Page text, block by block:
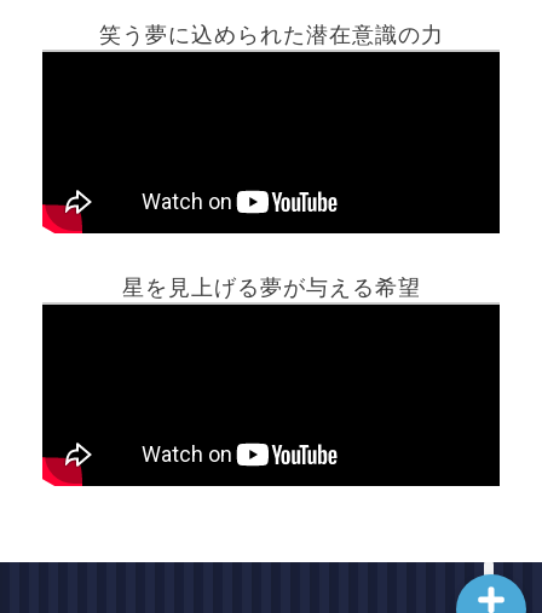
笑う夢に込められた潜在意識の力
星を見上げる夢が与える希望
ホーム
最新記事動画